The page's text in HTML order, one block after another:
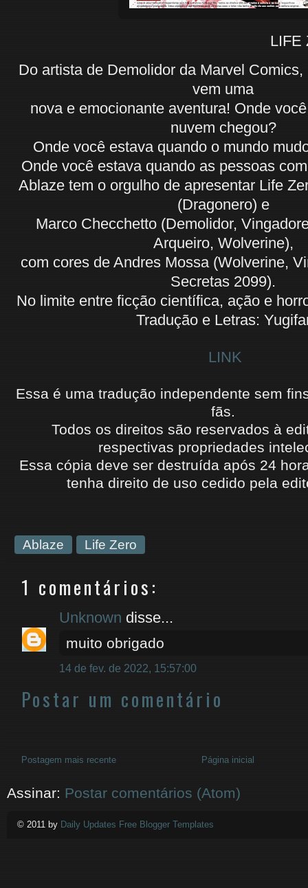
LIFE ZERO #01
Do artista de Demolidor da Marvel
vem uma
nova e emocionante aventura! Onde
nuvem chegou?
Onde você estava quando o mundo
Onde você estava quando as pessoas
Ablaze tem o orgulho de apresentar Life
(Dragonero) e
Marco Checchetto (Demolidor,
Arqueiro, Wolverine),
com cores de Andres Mossa (Wolverine,
Secretas 2099).
No limite entre ficção científica, ação e
Tradução e Letras:
LINK
Essa é uma tradução independente sem
fãs.
Todos os direitos são reservados à
respectivas propriedades
Essa cópia deve ser destruída após 24
tenha direito de uso cedido pela
Ablaze Life Zero
1 comentários:
Unknown disse...
muito obrigado
14 de fev. de 2022, 15:57:00
Postar um comentário
Postagem mais recente Página inicial
Assinar: Postar comentários (Atom)
© 2011 by Daily Updates Free Blogger Templates